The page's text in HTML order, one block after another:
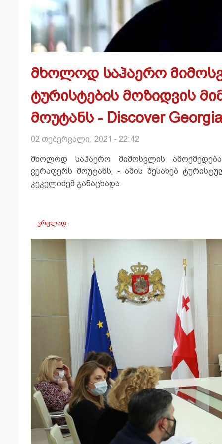
მხოლოდ საჰაერო
ტურისტების მოზიდვის
მოუტანს - Discover Georgia
02 თებერვალი, 2021 - 22:42
მხოლოდ საჰაერო მიმოსვლის
ვერაფერს მოუტანს, - ამის შესახებ
კეკელიძემ განაცხადა.
ვრცლად …